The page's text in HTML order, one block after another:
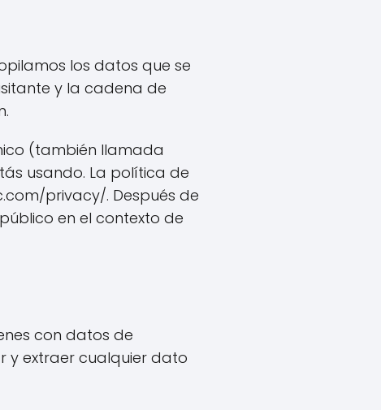
los datos que se
y la cadena de
(también llamada
usando. La política de
privacy/. Después de
en el contexto de
con datos de
y extraer cualquier dato